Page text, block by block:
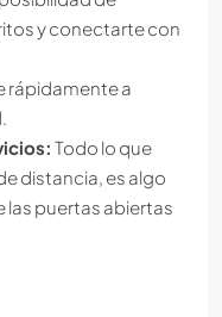
y conectarte con
rápidamente a
Todo lo que
distancia, es algo
las puertas abiertas